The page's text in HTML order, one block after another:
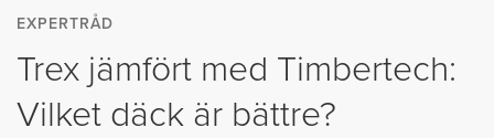
EXPERTRÅD
Trex jämfört med Timbertech:
Vilket däck är bättre?